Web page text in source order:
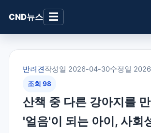
CND뉴스 ☰
반려견작성일 2026-04-30수정일
조회 98
산책 중 다른 강아지를
'얼음'이 되는 아이, 사회